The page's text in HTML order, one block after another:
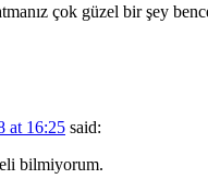
çok güzel bir şey
at 16:25 said:
bilmiyorum.